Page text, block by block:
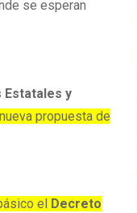
se esperan
Estatales y
propuesta de
el Decreto